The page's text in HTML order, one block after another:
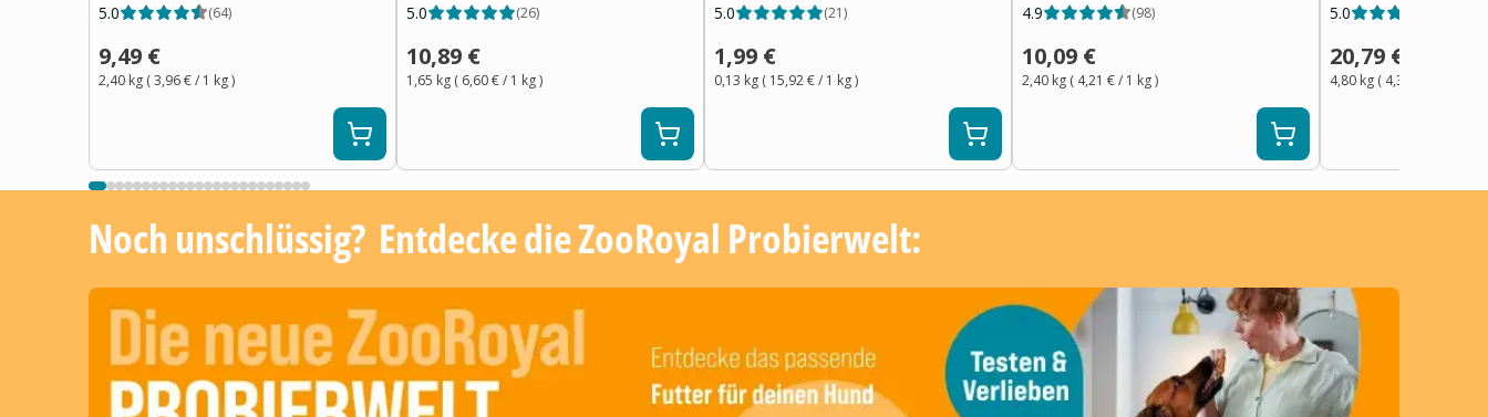
5.0 (64)
9,49 €
2,40 kg (3,96 €/ 1 kg)
5.0 (26)
10,89 €
1,65 kg ( 6,60 €/ 1 kg)
5.0 (21)
1,99 €
0,13 kg ( 15,92 €/ 1 kg)
4.9 (98)
10,09 €
2,40 kg ( 4,21 €/ 1 kg)
5.0
20,79 €
4,80 kg ( 4,34 €
Noch unschlüssig? ​ Entdecke die ZooRoyal Probierwelt: